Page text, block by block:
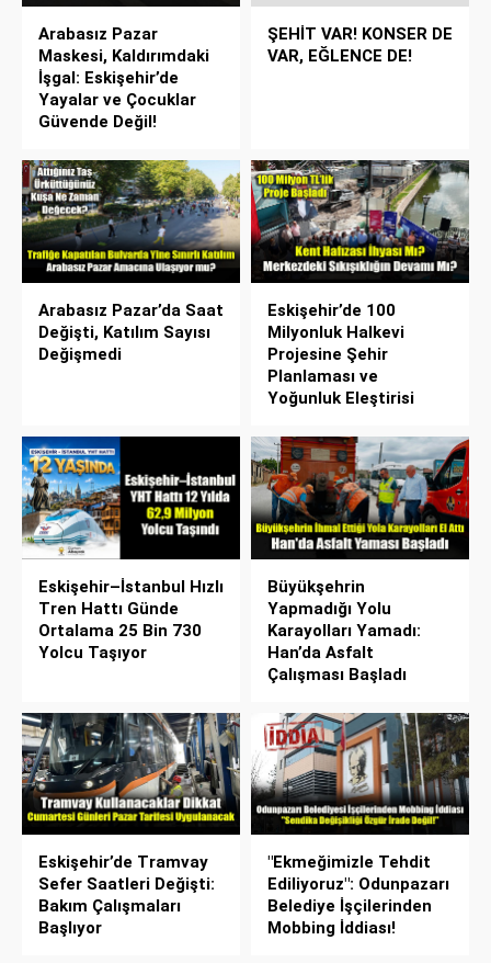
Arabasız Pazar
Maskesi, Kaldırımdaki
İşgal: Eskişehir’de
Yayalar ve Çocuklar
Güvende Değil!
ŞEHİT VAR! KONSER DE
VAR, EĞLENCE DE!
Arabasız Pazar’da Saat
Değişti, Katılım Sayısı
Değişmedi
Eskişehir’de 100
Milyonluk Halkevi
Projesine Şehir
Planlaması ve
Yoğunluk Eleştirisi
Eskişehir–İstanbul Hızlı
Tren Hattı Günde
Ortalama 25 Bin 730
Yolcu Taşıyor
Büyükşehrin
Yapmadığı Yolu
Karayolları Yamadı:
Han’da Asfalt
Çalışması Başladı
Eskişehir’de Tramvay
Sefer Saatleri Değişti:
Bakım Çalışmaları
Başlıyor
"Ekmeğimizle Tehdit
Ediliyoruz": Odunpazarı
Belediye İşçilerinden
Mobbing İddiası!